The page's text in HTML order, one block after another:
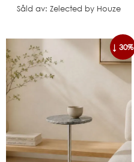
Såld av: Zelected by Houze
↓ 30%